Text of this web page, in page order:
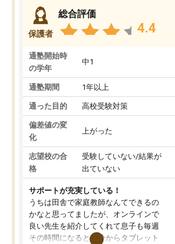
保護者
総合評価
4.4
通塾開始時
の学年
中1
通塾期間 1年以上
通った目的 高校受験対策
偏差値の変
化
上がった
志望校の合
格
受験していない/結果が
出ていない
サポートが充実している！
うちは田舎で家庭教師なんてできるの
かなと思ってましたが、オンラインで
良い先生を紹介してくれて息子も毎週
その時間になると自分からタブレット